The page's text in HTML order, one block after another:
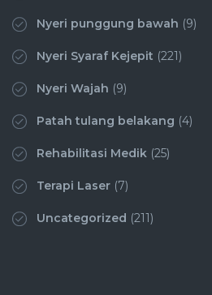
Nyeri punggung bawah (9)
Nyeri Syaraf Kejepit (221)
Nyeri Wajah (9)
Patah tulang belakang (4)
Rehabilitasi Medik (25)
Terapi Laser (7)
Uncategorized (211)